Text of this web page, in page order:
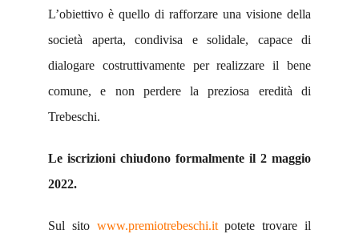
L’obiettivo è quello di rafforzare una visione della
società aperta, condivisa e solidale, capace di
dialogare costruttivamente per realizzare il bene
comune, e non perdere la preziosa eredità di
Trebeschi.
Le iscrizioni chiudono formalmente il 2 maggio
2022.
Sul sito www.premiotrebeschi.itpotete trovare il